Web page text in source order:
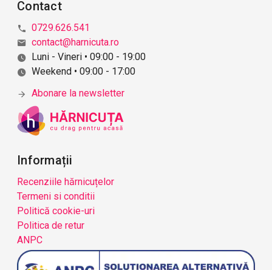
Contact
0729.626.541
contact@harnicuta.ro
Luni - Vineri • 09:00 - 19:00
Weekend • 09:00 - 17:00
Abonare la newsletter
Informații
Recenziile hărnicuțelor
Termeni si conditii
Politică cookie-uri
Politica de retur
ANPC